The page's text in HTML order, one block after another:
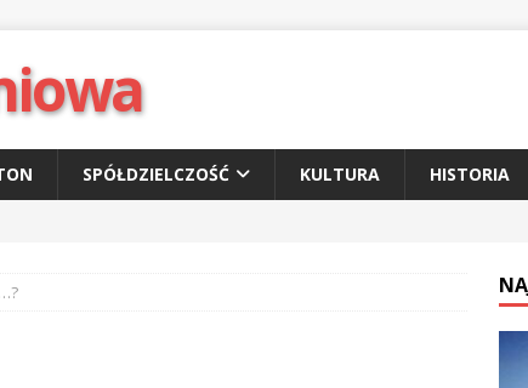
SPÓŁDZIELCZOŚĆ KULTURA HISTORIA